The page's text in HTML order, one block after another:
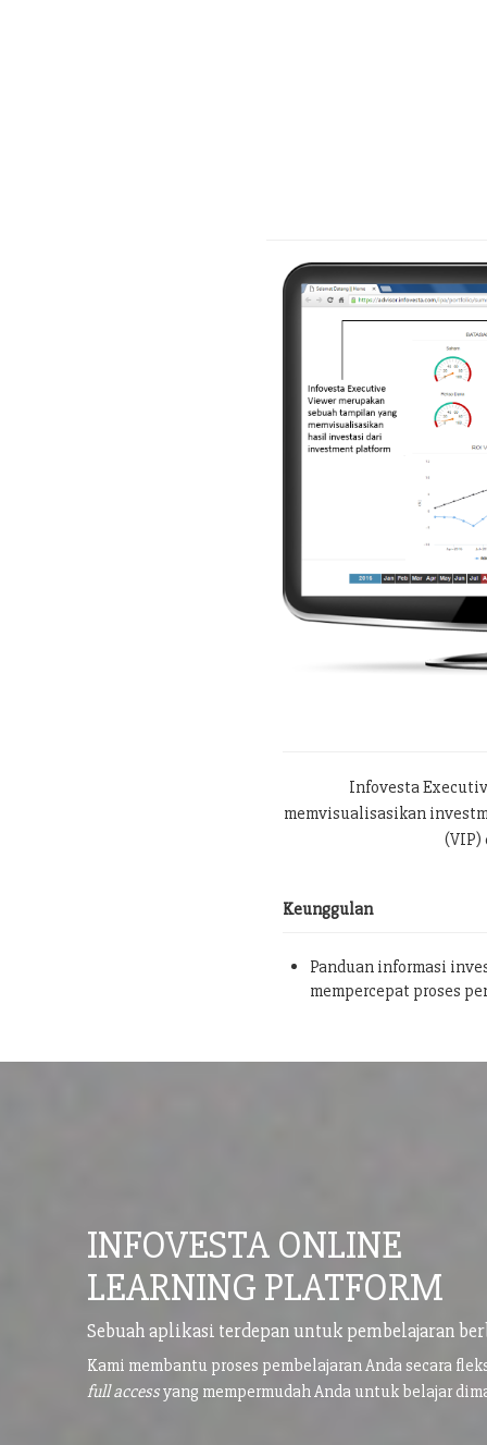
Infovesta
memvisualisasikan
(VIP)
Keunggulan
Panduan informasi
mempercepat proses
INFOVESTA ONLINE
LEARNING PLATFORM
Sebuah aplikasi terdepan untuk pembelajaran
Kami membantu proses pembelajaran Anda secara
full accessyang mempermudah Anda untuk belajar